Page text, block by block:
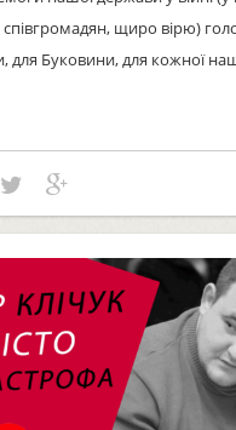
співгромадян, щиро вірю)
для Буковини, для кожної